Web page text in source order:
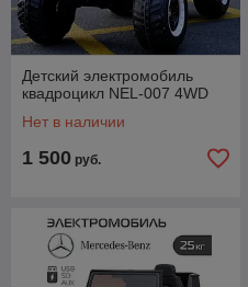
Детский электромобиль
квадроцикл NEL-007 4WD
Нет в наличии
1 500 руб.